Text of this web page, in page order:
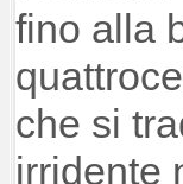
fino alla
che si
irridente